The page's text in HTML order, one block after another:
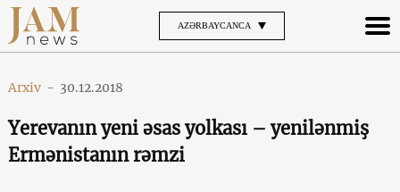
AZƏRBAYCANCA
Arxiv - 30.12.2018
Yerevanın yeni əsas yolkası – yenilənmiş
Ermənistanın rəmzi